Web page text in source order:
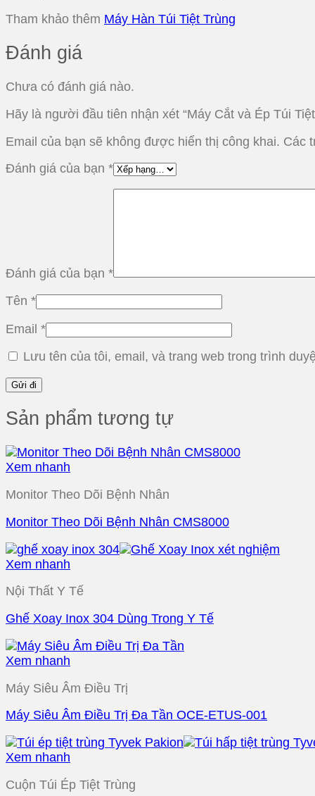
Tham khảo thêm Máy Hàn Túi Tiệt Trùng
Đánh giá
Chưa có đánh giá nào.
Hãy là người đầu tiên nhận xét “Máy Cắt và Ép Túi
Email của bạn sẽ không được hiển thị công khai. Các
Đánh giá của bạn *
Đánh giá của bạn *
Tên *
Email *
Lưu tên của tôi, email, và trang web trong trình
Sản phẩm tương tự
Xem nhanh
Monitor Theo Dõi Bệnh Nhân
Monitor Theo Dõi Bệnh Nhân CMS8000
Xem nhanh
Nội Thất Y Tế
Ghế Xoay Inox 304 Dùng Trong Y Tế
Xem nhanh
Máy Siêu Âm Điều Trị
Máy Siêu Âm Điều Trị Đa Tần OCE-ETUS-001
Xem nhanh
Cuộn Túi Ép Tiệt Trùng